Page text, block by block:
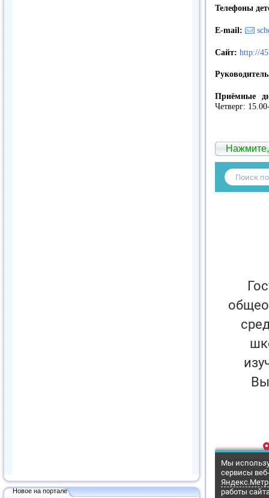
Новое на портале
Телефоны
E-mail:
Сайт: http://
Приёмные
Четверг: